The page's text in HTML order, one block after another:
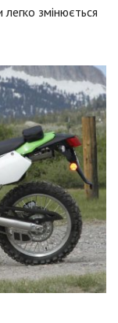
легко змінюється